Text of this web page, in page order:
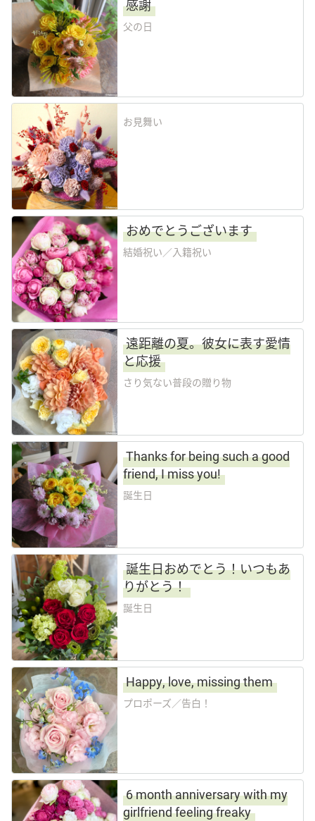
感謝
父の日
お見舞い
おめでとうございます
結婚祝い／入籍祝い
遠距離の夏。彼女に表す愛情
と応援
さり気ない普段の贈り物
Thanks for being such a good
friend, I miss you!
誕生日
誕生日おめでとう！いつもあ
りがとう！
誕生日
Happy, love, missing them
プロポーズ／告白！
6 month anniversary with my
girlfriend feeling freaky